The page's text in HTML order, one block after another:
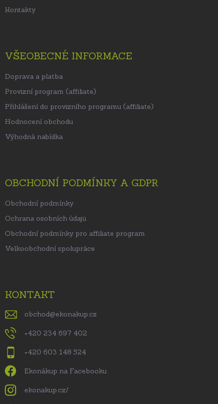
Kontakty
VŠEOBECNÉ INFORMACE
Doprava a platba
Provizní program (affiliate)
Přihlášení do provizního programu (affiliate)
Hodnocení obchodu
Výhodná nabídka
OBCHODNÍ PODMÍNKY A GDPR
Obchodní podmínky
Ochrana osobních údajů
Obchodní podmínky pro affiliate program
Velkoobchodní spolupráce
KONTAKT
obchod@ekonakup.cz
+420 234 697 402
+420 603 148 524
Ekonákup na Facebooku
ekonakup.cz/